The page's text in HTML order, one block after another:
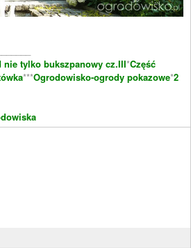
nie tylko bukszpanowy cz.III*Część
***Ogrodowisko-ogrody pokazowe*2